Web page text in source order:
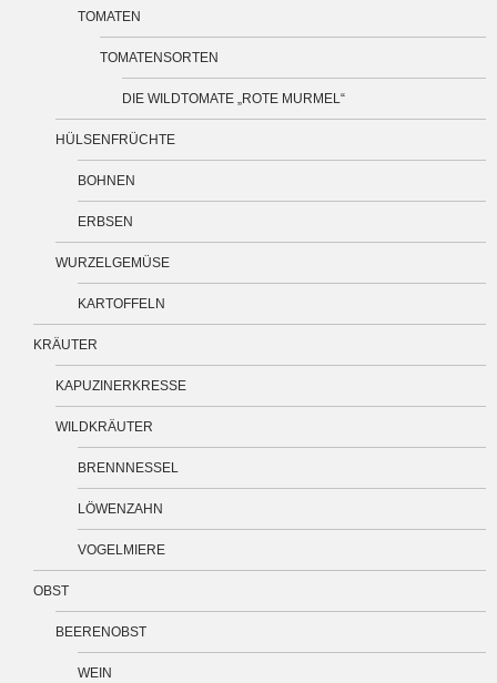
TOMATEN
TOMATENSORTEN
DIE WILDTOMATE „ROTE MURMEL“
HÜLSENFRÜCHTE
BOHNEN
ERBSEN
WURZELGEMÜSE
KARTOFFELN
KRÄUTER
KAPUZINERKRESSE
WILDKRÄUTER
BRENNNESSEL
LÖWENZAHN
VOGELMIERE
OBST
BEERENOBST
WEIN